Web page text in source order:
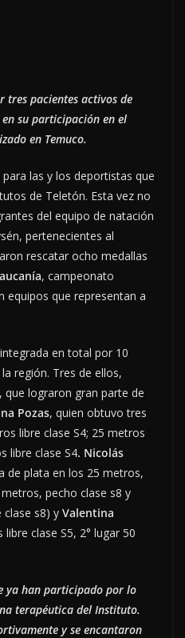
tres pacientes activos de
su participación en el
en Temuco.
las y los deportistas que
de Teletón. Esta vez no
del equipo de natación
pertenecientes al
rescatar ocho medallas
, campeonato
equipos que representan a
en total por 10
región. Tres de ellos,
lograron gran parte de
Pozas, quien obtuvo tres
libre clase S4; 25 metros
libre clase S4. Nicolás
de plata en los 25 metros,
pecho clase s8 y
s8) y Valentina
clase S5, 2° lugar 50
ya han participado por lo
terapéutica del Instituto.
y se encantaron